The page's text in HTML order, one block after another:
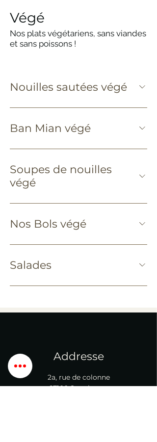
Végé
Nos plats végétariens, sans viandes
et sans poissons !
Nouilles sautées végé
Ban Mian végé
Soupes de nouilles
végé
Nos Bols végé
Salades
Addresse
2a, rue de colonne
67100 Strasbourg